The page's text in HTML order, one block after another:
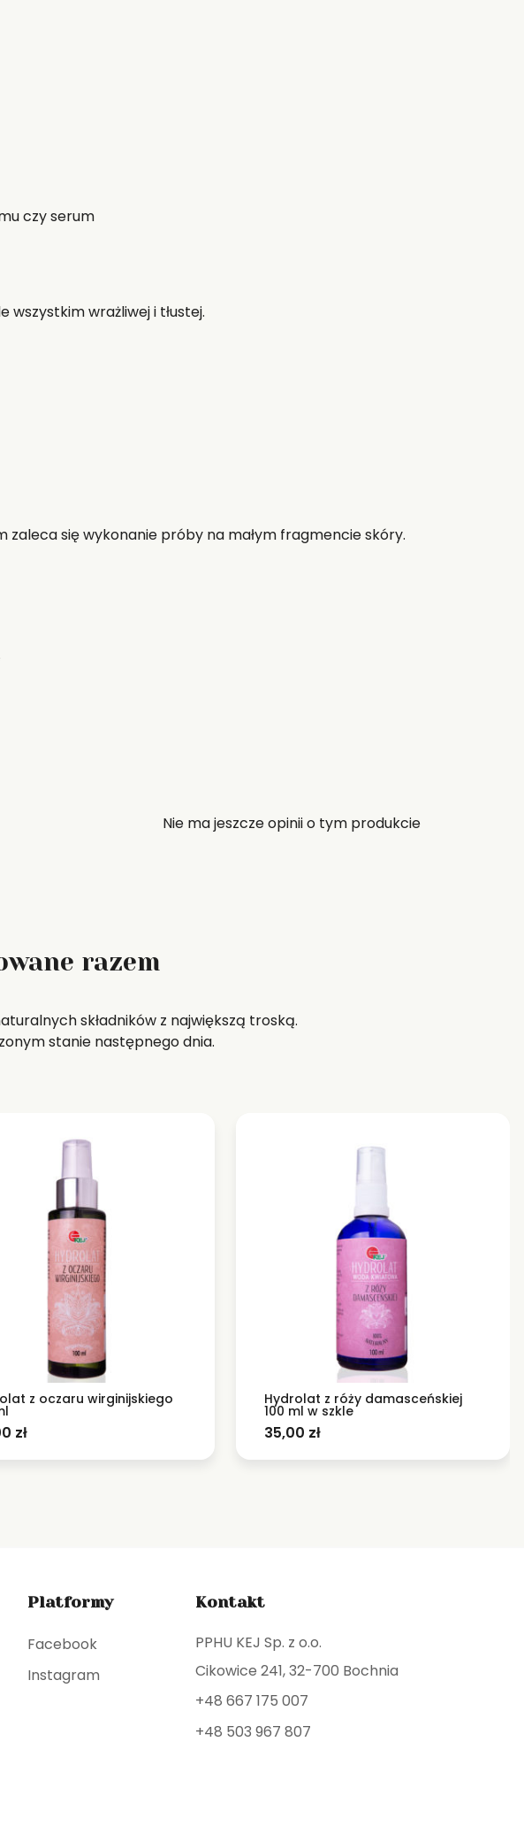
czy serum
wrażliwej i tłustej.
się wykonanie próby na małym fragmencie skóry.
Nie ma jeszcze opinii o tym produkcie
razem
składników z największą troską.
stanie następnego dnia.
z oczaru wirginijskiego
zł
Hydrolat z róży damasceńskiej
100 ml w szkle
35,00 zł
Platformy
Facebook
Instagram
Kontakt
PPHU KEJ Sp. z o.o.
Cikowice 241, 32-700 Bochnia
+48 667 175 007
+48 503 967 807